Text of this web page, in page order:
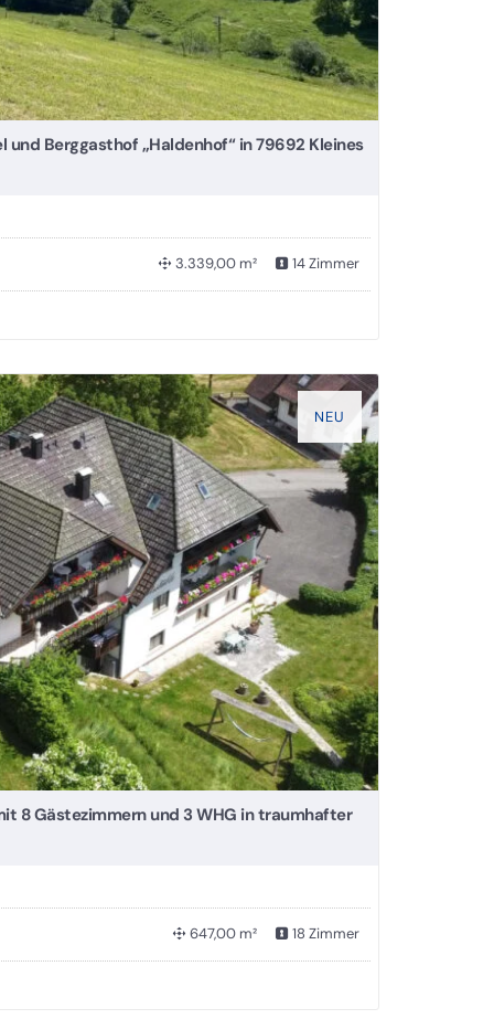
Berggasthof „Haldenhof“ in 79692 Kleines
3.339,00 m² 14 Zimmer
NEU
8 Gästezimmern und 3 WHG in traumhafter
647,00 m² 18 Zimmer